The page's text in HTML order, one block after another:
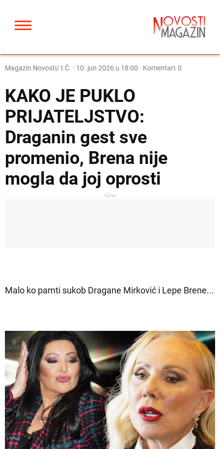
Magazin Novosti/ I.Č. · 10. jun 2026 u 18:00 · Komentari: 0
KAKO JE PUKLO
PRIJATELJSTVO:
Draganin gest sve
promenio, Brena nije
mogla da joj oprosti
Oglas
Malo ko pamti sukob Dragane Mirković i Lepe Brene...